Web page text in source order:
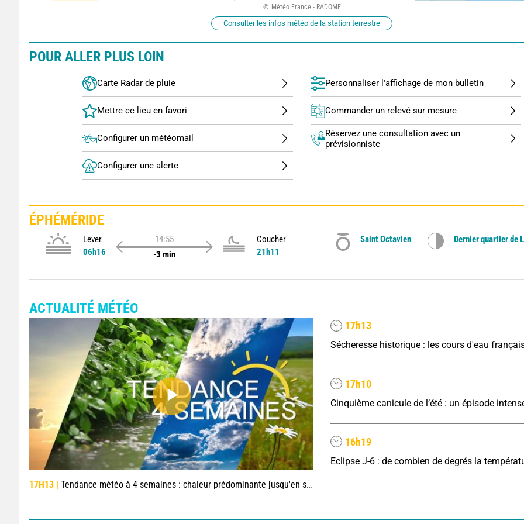
Météo France - RADOME
Consulter les infos météo de la station terrestre
POUR ALLER PLUS LOIN
Carte Radar de pluie
Configurer un météomail
Configurer une alerte
Personnaliser l'affichage de mon bulletin
Commander un relevé sur mesure
Réservez une consultation avec un
prévisionniste
ÉPHÉMÉRIDE
Lever
06h16
14:55
-3 min
Coucher
21h11
Saint Octavien Dernier quartier de
ACTUALITÉ MÉTÉO
17H13 | Tendance météo à 4 semaines : chaleur prédominante jusqu'en septembre
17h13
17h10
16h19